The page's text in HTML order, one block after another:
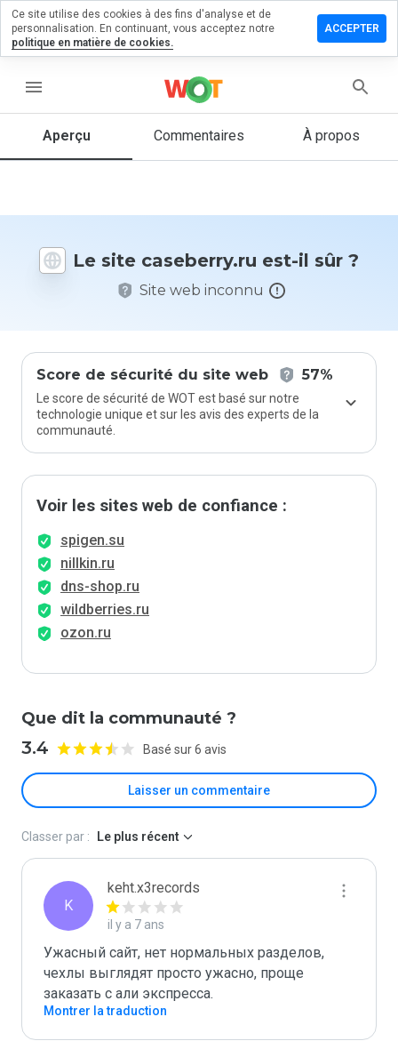
menu
Aperçu Commentaires À propos
Le site caseberry.ru est-il sûr ?
Site web inconnu
Score de sécurité du site web 57%
Le score de sécurité de WOT est basé sur notre
technologie unique et sur les avis des experts de la
communauté.
Voir les sites web de confiance :
spigen.su
nillkin.ru
dns-shop.ru
wildberries.ru
ozon.ru
Que dit la communauté ?
3.4 Basé sur 6 avis
Laisser un commentaire
un
1 et 5
vous à ce
site ?
Classer par : Le plus récent
K
keht.x3records
il y a 7 ans
Ужасный сайт, нет нормальных разделов,
чехлы выглядят просто ужасно, проще
заказать с али экспресса.
Montrer la traduction
Ce site utilise des cookies à des fins d'analyse et de
personnalisation. En continuant, vous acceptez notre
politique en matière de cookies.
ACCEPTER